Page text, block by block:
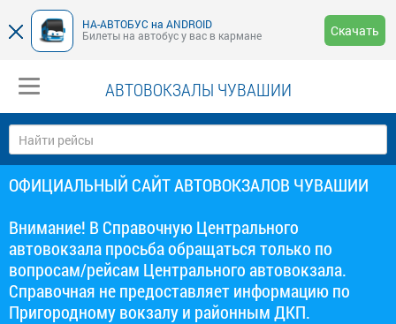
НА-АВТОБУС на ANDROID
Билеты на автобус у вас в кармане
Скачать
АВТОВОКЗАЛЫ ЧУВАШИИ
ОФИЦИАЛЬНЫЙ САЙТ АВТОВОКЗАЛОВ ЧУВАШИИ
Внимание! В Справочную Центрального
автовокзала просьба обращаться только по
вопросам/рейсам Центрального автовокзала.
Справочная не предоставляет информацию по
Пригородному вокзалу и районным ДКП.